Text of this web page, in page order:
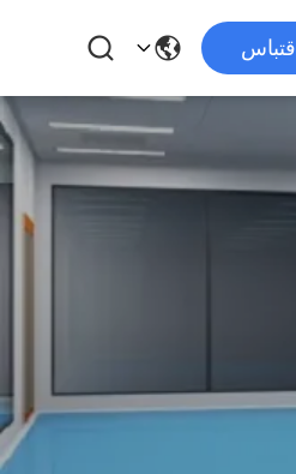
إقتباس